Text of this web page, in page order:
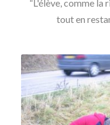
“L'élève, comme la
tout en